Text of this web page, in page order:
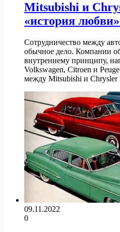
Mitsubishi и
«история
Сотрудничество между
обычное дело. Компании
внутреннему принципу,
Volkswagen, Citroen и
между Mitsubishi и
09.11.2022
0